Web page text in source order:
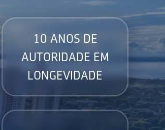
10 ANOS DE
AUTORIDADE EM
LONGEVIDADE